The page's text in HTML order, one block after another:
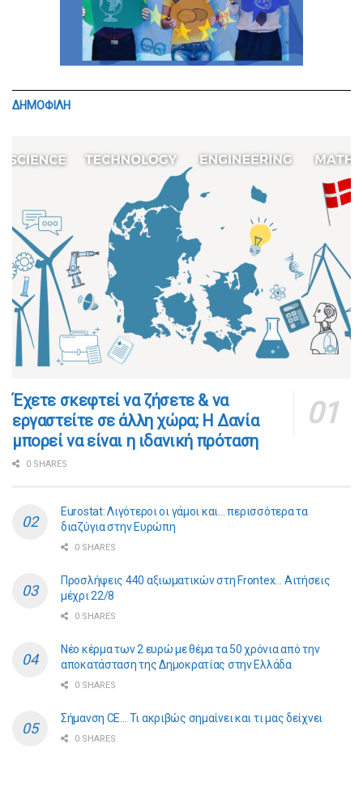
ΔΗΜΟΦΙΛΗ
​​Έχετε σκεφτεί να ζήσετε & να
εργαστείτε σε άλλη χώρα; Η Δανία
μπορεί να είναι η ιδανική πρόταση
0 SHARES
Eurostat: Λιγότεροι οι γάμοι και… περισσότερα τα
διαζύγια στην Ευρώπη
0 SHARES
Προσλήψεις 440 αξιωματικών στη Frontex… Αιτήσεις
μέχρι 22/8
0 SHARES
Νέο κέρμα των 2 ευρώ με θέμα τα 50 χρόνια από την
αποκατάσταση της Δημοκρατίας στην Ελλάδα
0 SHARES
Σήμανση CE… Τι ακριβώς σημαίνει και τι μας δείχνει
0 SHARES